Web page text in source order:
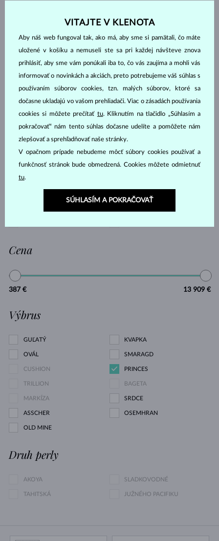
DIAMANT LAB GROWN
MODRÝ RŮŽOVÝ
DIAMANT ČIERNY DIAMANT CHAMPAGNE
DIAMANT MODRÝ DIAMANT ŽLTÝ
DIAMANT ZELENÝ ZAFÍR MODRÝ
ZAFÍR RUŽOVÝ
AMETYST ZELENÝ CITRÍN
GRANÁT LEMON QUARTZ
MORGANIT
Cena
387 € 13 909 €
Výbrus
GUĽATÝ KVAPKA
OVÁL SMARAGD
CUSHION PRINCES
TRILLION BAGETA
MARKÍZA SRDCE
ASSCHER OSEMHRAN
OLD MINE
Druh perly
AKOYA SLADKOVODNÉ
TAHITSKÁ JUŽNÉHO PACIFIKU
VITAJTE V KLENOTA
Aby náš web fungoval tak, ako má, aby sme si pamätali, čo máte
uložené v košíku a nemuseli ste sa pri každej návšteve znova
prihlásiť, aby sme vám ponúkali iba to, čo vás zaujíma a mohli vás
informovať o novinkách a akciách, preto potrebujeme váš súhlas s
používaním súborov cookies, tzn. malých súborov, ktoré sa
dočasne ukladajú vo vašom prehliadači. Viac o zásadách používania
cookies si môžete prečítať tu. Kliknutím na tlačidlo „Súhlasím a
pokračovať“ nám tento súhlas dočasne udelíte a pomôžete nám
zlepšovať a sprehľadňovať naše stránky.
V opačnom prípade nebudeme môcť súbory cookies používať a
funkčnosť stránok bude obmedzená. Cookies môžete odmietnuť
tu.
SÚHLASÍM A POKRAČOVAŤ